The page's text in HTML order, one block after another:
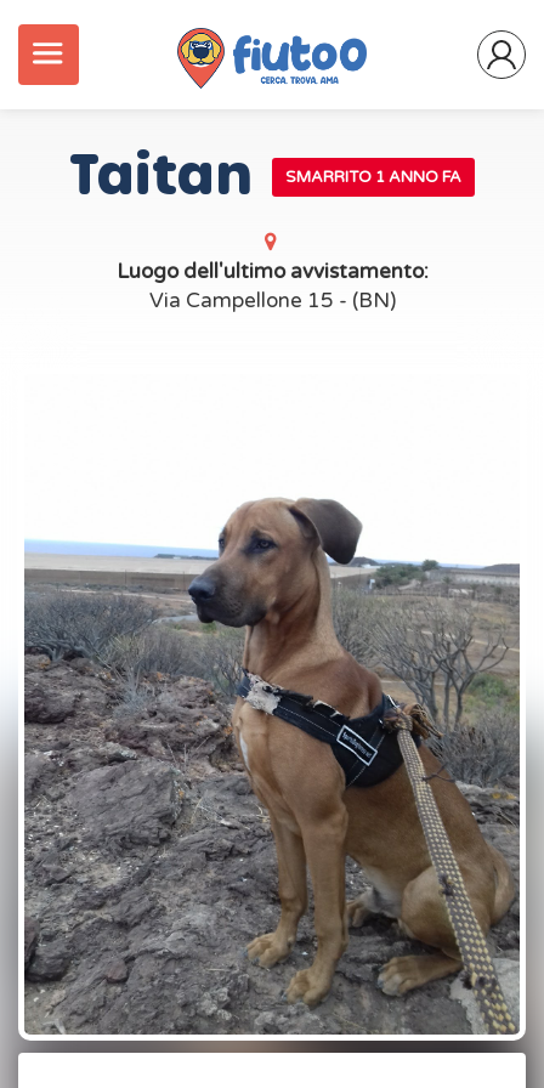
Taitan SMARRITO 1 ANNO FA
Luogo dell'ultimo avvistamento:
Via Campellone 15 - (BN)